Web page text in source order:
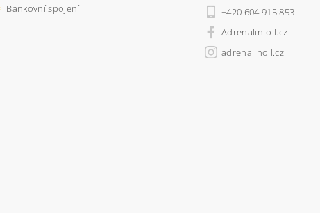
Bankovní spojení
+420 604 915 853
Adrenalin-oil.cz
adrenalinoil.cz